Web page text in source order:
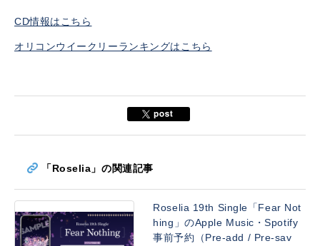
CD情報はこちら
オリコンウイークリーランキングはこちら
「Roselia」の関連記事
Roselia 19th Single「Fear Not
hing」のApple Music・Spotify
事前予約（Pre-add / Pre-sav